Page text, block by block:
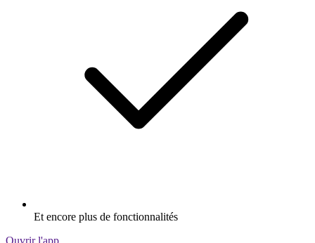
Et encore plus de fonctionnalités